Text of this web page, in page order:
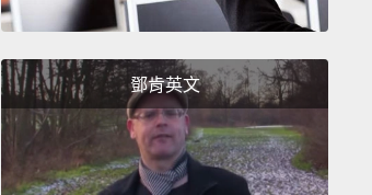
It's basically just another word for
to intensity. In other words,
more subtle or more vibrant.
dark or light the color is,
ranging
鄧肯英文